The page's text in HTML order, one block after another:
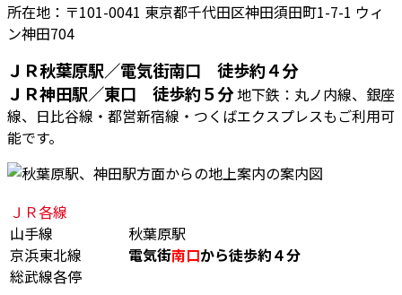
所在地：〒101-0041 東京都千代田区神田須田町1-7-1 ウィ
ン神田704
ＪＲ秋葉原駅／電気街南口 徒歩約４分
ＪＲ神田駅／東口 徒歩約５分地下鉄：丸ノ内線、銀座
線、日比谷線・都営新宿線・つくばエクスプレスもご利用可
能です。
ＪＲ各線
山手線
京浜東北線
総武線各停
秋葉原駅
電気街南口から徒歩約４分